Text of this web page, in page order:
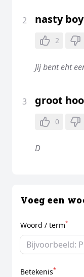
2 nasty boy
2
Jij bent eht
3 groot
0
D
Voeg een
Woord / term*
Betekenis*